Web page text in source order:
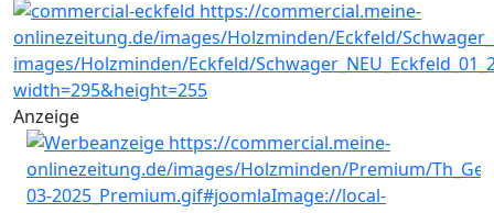
Anzeige